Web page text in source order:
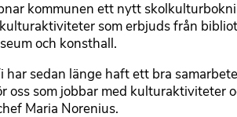
kommunen ett nytt
som erbjuds från
och konsthall.
sedan länge haft ett bra
som jobbar med kulturaktiviteter
Maria Norenius.